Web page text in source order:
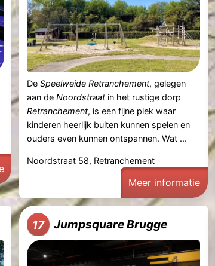
De Speelweide Retranchement, gelegen
aan de Noordstraatin het rustige dorp
Retranchement, is een fijne plek waar
kinderen heerlijk buiten kunnen spelen en
ouders even kunnen ontspannen. Wat ...
Noordstraat 58, Retranchement
Meer informatie
17 Jumpsquare Brugge